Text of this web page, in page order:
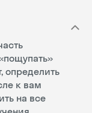
определить
к вам
на все